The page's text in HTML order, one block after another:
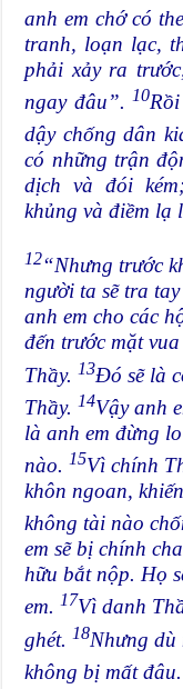
anh em chớ có
tranh, loạn lạc,
phải xảy ra
ngay đâu”. 10
dậy chống dân
có những trận
dịch và đói
khủng và điềm lạ
12“Nhưng trước
người ta sẽ tra
anh em cho các
đến trước mặt
Thầy.13Đó sẽ là
Thầy.14Vậy anh
là anh em đừng
nào.15Vì chính
khôn ngoan,
không tài nào
em sẽ bị chính
hữu bắt nộp. Họ
em.17Vì danh
ghét.18Nhưng dù
không bị mất